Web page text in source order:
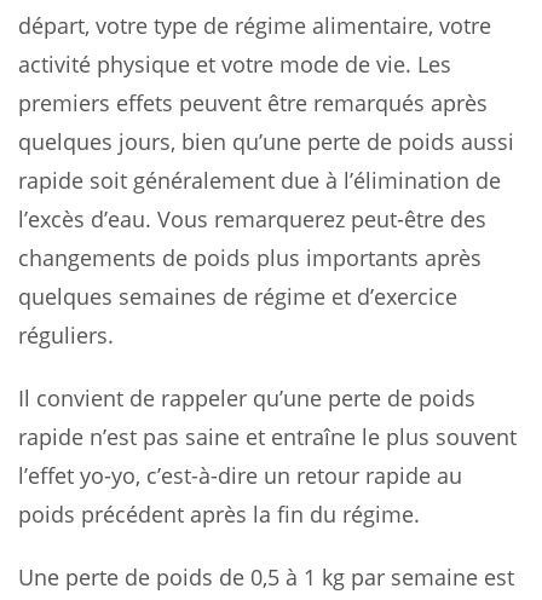
départ, votre type de régime alimentaire, votre
activité physique et votre mode de vie. Les
premiers effets peuvent être remarqués après
quelques jours, bien qu’une perte de poids aussi
rapide soit généralement due à l’élimination de
l’excès d’eau. Vous remarquerez peut-être des
changements de poids plus importants après
quelques semaines de régime et d’exercice
réguliers.
Il convient de rappeler qu’une perte de poids
rapide n’est pas saine et entraîne le plus souvent
l’effet yo-yo, c’est-à-dire un retour rapide au
poids précédent après la fin du régime.
Une perte de poids de 0,5 à 1 kg par semaine est